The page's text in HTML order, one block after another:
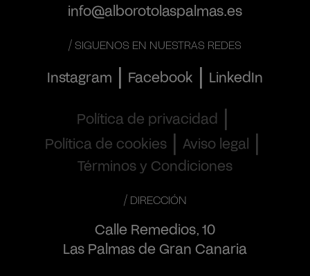
info@alborotolaspalmas.es
/ SIGUENOS EN NUESTRAS REDES
Instagram Facebook LinkedIn
Política de privacidad
Política de cookies Aviso legal
Términos y Condiciones
/ DIRECCIÓN
Calle Remedios, 10
Las Palmas de Gran Canaria